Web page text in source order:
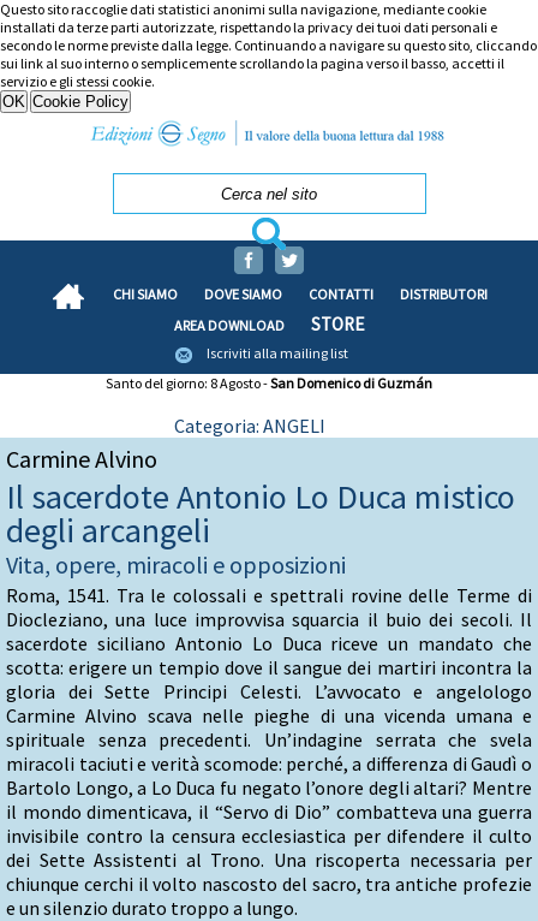
Questo sito raccoglie dati statistici anonimi sulla navigazione, mediante cookie
installati da terze parti autorizzate, rispettando la privacy dei tuoi dati personali e
secondo le norme previste dalla legge. Continuando a navigare su questo sito, cliccando
sui link al suo interno o semplicemente scrollando la pagina verso il basso, accetti il
servizio e gli stessi cookie.
CHI SIAMO DOVE SIAMO CONTATTI
DISTRIBUTORI
AREA DOWNLOAD
STORE
Iscriviti alla mailing list
Santo del giorno: 8 Agosto -San Domenico di Guzmán
Categoria: ANGELI
Carmine Alvino
Il sacerdote Antonio Lo Duca mistico
degli arcangeli
Vita, opere, miracoli e opposizioni
Roma, 1541. Tra le colossali e spettrali rovine delle Terme di
Diocleziano, una luce improvvisa squarcia il buio dei secoli. Il
sacerdote siciliano Antonio Lo Duca riceve un mandato che
scotta: erigere un tempio dove il sangue dei martiri incontra la
gloria dei Sette Principi Celesti. L’avvocato e angelologo
Carmine Alvino scava nelle pieghe di una vicenda umana e
spirituale senza precedenti. Un’indagine serrata che svela
miracoli taciuti e verità scomode: perché, a differenza di Gaudì o
Bartolo Longo, a Lo Duca fu negato l’onore degli altari? Mentre
il mondo dimenticava, il “Servo di Dio” combatteva una guerra
invisibile contro la censura ecclesiastica per difendere il culto
dei Sette Assistenti al Trono. Una riscoperta necessaria per
chiunque cerchi il volto nascosto del sacro, tra antiche profezie
e un silenzio durato troppo a lungo.